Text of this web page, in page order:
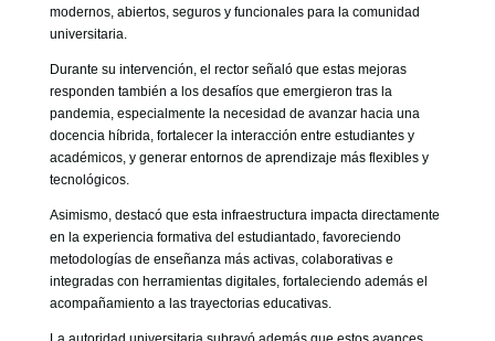
modernos, abiertos, seguros y funcionales para la comunidad
universitaria.
Durante su intervención, el rector señaló que estas mejoras
responden también a los desafíos que emergieron tras la
pandemia, especialmente la necesidad de avanzar hacia una
docencia híbrida, fortalecer la interacción entre estudiantes y
académicos, y generar entornos de aprendizaje más flexibles y
tecnológicos.
Asimismo, destacó que esta infraestructura impacta directamente
en la experiencia formativa del estudiantado, favoreciendo
metodologías de enseñanza más activas, colaborativas e
integradas con herramientas digitales, fortaleciendo además el
acompañamiento a las trayectorias educativas.